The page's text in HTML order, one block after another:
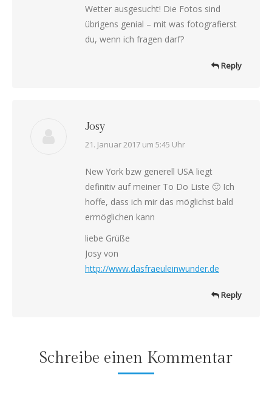
Wetter ausgesucht! Die Fotos sind
übrigens genial – mit was fotografierst
du, wenn ich fragen darf?
Reply
Josy
says:
21. Januar 2017 um 5:45 Uhr
New York bzw generell USA liegt
definitiv auf meiner To Do Liste 🙂 Ich
hoffe, dass ich mir das möglichst bald
ermöglichen kann
liebe Grüße
Josy von
http://www.dasfraeuleinwunder.de
Reply
Schreibe einen Kommentar